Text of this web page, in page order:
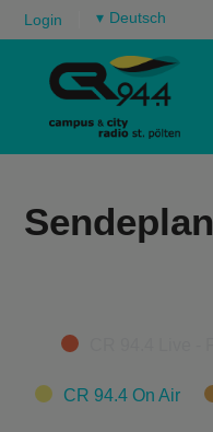
Login ▾
Sendeplan
Categories
CR 94.4 On Air